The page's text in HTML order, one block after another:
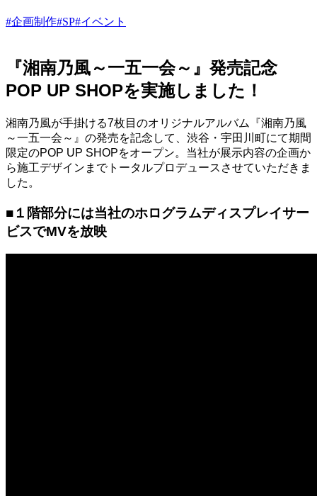
#企画制作#SP#イベント
『湘南乃風～一五一会～』発売記念
POP UP SHOPを実施しました！
湘南乃風が手掛ける7枚目のオリジナルアルバム『湘南乃風
～一五一会～』の発売を記念して、渋谷・宇田川町にて期間
限定のPOP UP SHOPをオープン。当社が展示内容の企画か
ら施工デザインまでトータルプロデュースさせていただきま
した。
■１階部分には当社のホログラムディスプレイサー
ビスでМVを放映